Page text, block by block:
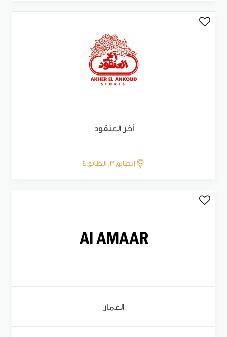
أخر العنقود
الطابق 3, الطابق 4
العمار